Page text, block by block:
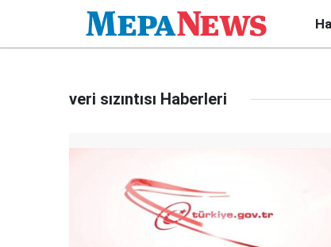
veri sızıntısı Haberleri